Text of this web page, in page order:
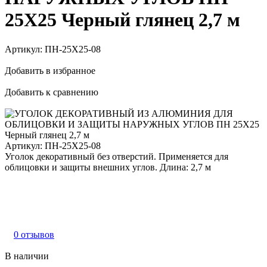
25Х25 Черный глянец 2,7 м
Артикул: ПН-25Х25-08
Добавить в избранное
Добавить к сравнению
Артикул: ПН-25Х25-08
Уголок декоративный без отверстий. Применяется для
облицовки и защиты внешних углов. Длина: 2,7 м
0 отзывов
В наличии